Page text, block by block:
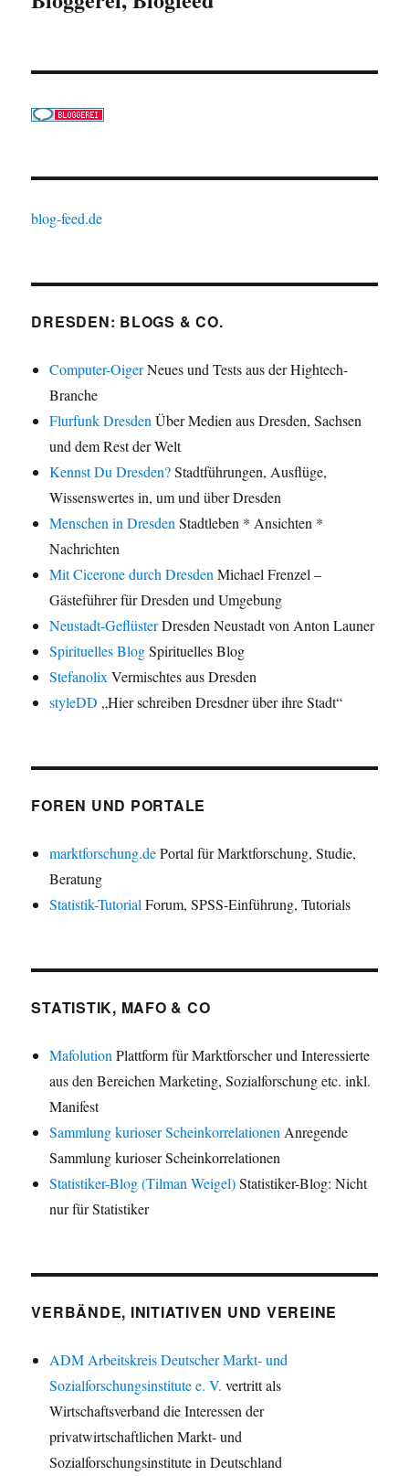
blog-feed.de
DRESDEN: BLOGS & CO.
Computer-OigerNeues und Tests aus der Hightech-
Branche
Flurfunk DresdenÜber Medien aus Dresden, Sachsen
und dem Rest der Welt
Kennst Du Dresden?Stadtführungen, Ausflüge,
Wissenswertes in, um und über Dresden
Menschen in DresdenStadtleben * Ansichten *
Nachrichten
Mit Cicerone durch DresdenMichael Frenzel –
Gästeführer für Dresden und Umgebung
Neustadt-GeflüsterDresden Neustadt von Anton Launer
Spirituelles BlogSpirituelles Blog
StefanolixVermischtes aus Dresden
styleDD „Hier schreiben Dresdner über ihre Stadt“
FOREN UND PORTALE
marktforschung.dePortal für Marktforschung, Studie,
Beratung
Statistik-TutorialForum, SPSS-Einführung, Tutorials
STATISTIK, MAFO & CO
MafolutionPlattform für Marktforscher und Interessierte
aus den Bereichen Marketing, Sozialforschung etc. inkl.
Manifest
Sammlung kurioser ScheinkorrelationenAnregende
Sammlung kurioser Scheinkorrelationen
Statistiker-Blog (Tilman Weigel)Statistiker-Blog: Nicht
nur für Statistiker
VERBÄNDE, INITIATIVEN UND VEREINE
ADM Arbeitskreis Deutscher Markt- und
Sozialforschungsinstitute e. V. vertritt als
Wirtschaftsverband die Interessen der
privatwirtschaftlichen Markt- und
Sozialforschungsinstitute in Deutschland